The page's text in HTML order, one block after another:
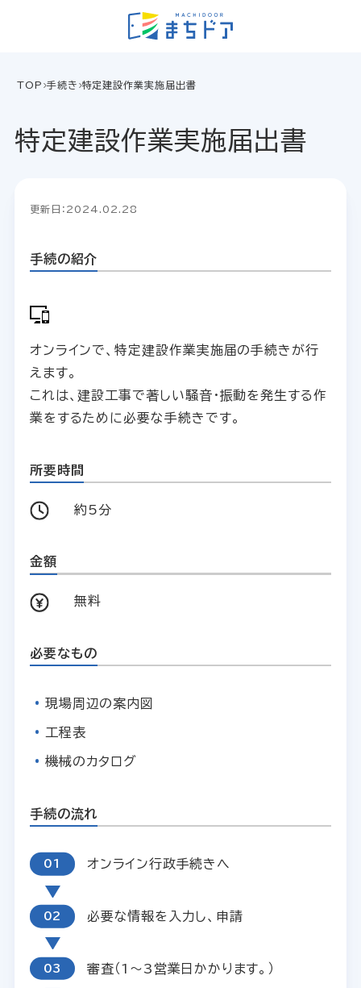
TOP 手続き 特定建設作業実施届出書
特定建設作業実施届出書
更新日：2024.02.28
手続の紹介
オンラインで、特定建設作業実施届の手続きが行
えます。
これは、建設工事で著しい騒音・振動を発生する作
業をするために必要な手続きです。
所要時間
約5分
金額
無料
必要なもの
現場周辺の案内図
工程表
機械のカタログ
手続の流れ
オンライン行政手続きへ
必要な情報を入力し、申請
審査（1～3営業日かかります。）